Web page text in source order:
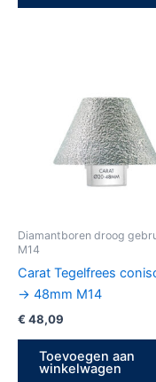
Diamantboren droog
M14
Carat Tegelfrees
-> 48mm M14
€ 48,09
Toevoegen aan
winkelwagen